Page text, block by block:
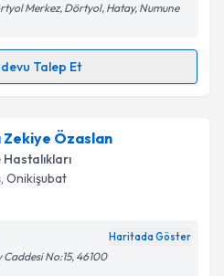
ilişkinAydınlatma
kişisel verilerimin belirtilen
kabul ediyorum.
Merkez, Dörtyol, Hatay, Numune
Talep Et
takvimi talebi oluşturun.
almanız için bir takvim
ile bilgilendireceğiz.
Zekiye Özaslan
Hastalıkları
, Onikişubat
Haritada Göster
No:15, 46100